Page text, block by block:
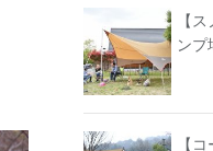
【
ン
【